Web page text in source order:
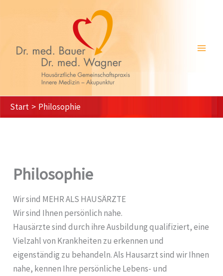
Start Philosophie
Philosophie
Wir sind MEHR ALS HAUSÄRZTE
Wir sind Ihnen persönlich nahe.
Hausärzte sind durch ihre Ausbildung qualifiziert, eine
Vielzahl von Krankheiten zu erkennen und
eigenständig zu behandeln. Als Hausarzt sind wir Ihnen
nahe, kennen Ihre persönliche Lebens- und